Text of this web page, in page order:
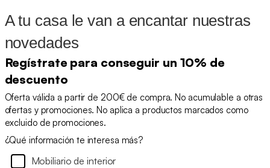
A tu casa le van a encantar nuestras
novedades
Regístrate para conseguir un 10% de
descuento
Oferta válida a partir de 200€ de compra. No acumulable a otras
ofertas y promociones. No aplica a productos marcados como
excluido de promociones.
¿Qué información te interesa más?
Mobiliario de interior